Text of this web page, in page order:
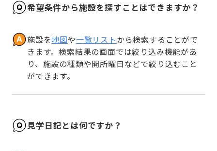
希望条件から施設を探すことはできますか？
施設を地図や一覧リストから検索することがで
きます。検索結果の画面では絞り込み機能があ
り、施設の種類や開所曜日などで絞り込むこと
ができます。
見学日記とは何ですか？